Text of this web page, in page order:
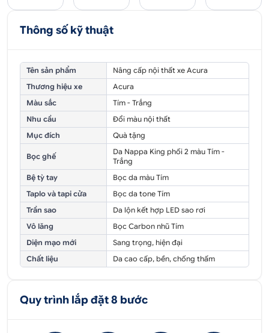
Thông số kỹ thuật
Tên sản phẩm
Nâng cấp nội thất xe Acura
Thương hiệu xe
Acura
Màu sắc
Tím - Trắng
Nhu cầu
Đổi màu nội thất
Mục đích
Quà tặng
Bọc ghế
Da Nappa King phối 2 màu Tím -
Trắng
Bệ tỳ tay
Bọc da màu Tím
Taplo và tapi cửa
Bọc da tone Tím
Trần sao
Da lộn kết hợp LED sao rơi
Vô lăng
Bọc Carbon nhũ Tím
Diện mạo mới
Sang trọng, hiện đại
Chất liệu
Da cao cấp, bền, chống thấm
Quy trình lắp đặt 8 bước